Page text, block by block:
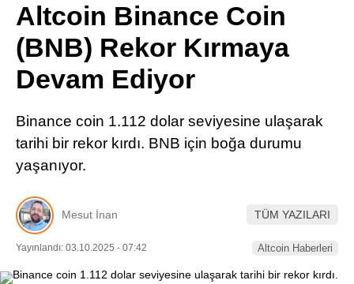
Youtube
TikTok
LinkedIn
Altcoin Binance Coin
(BNB) Rekor Kırmaya
Devam Ediyor
Binance coin 1.112 dolar seviyesine ulaşarak
tarihi bir rekor kırdı. BNB için boğa durumu
yaşanıyor.
Mesut İnan TÜM YAZILARI
Yayınlandı: 03.10.2025 - 07:42 Altcoin Haberleri